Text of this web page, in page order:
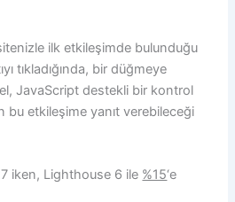
sitenizle ilk etkileşimde bulunduğu
tıkladığında, bir düğmeye
JavaScript destekli bir kontrol
bu etkileşime yanıt verebileceği
iken, Lighthouse 6 ile %15‘e